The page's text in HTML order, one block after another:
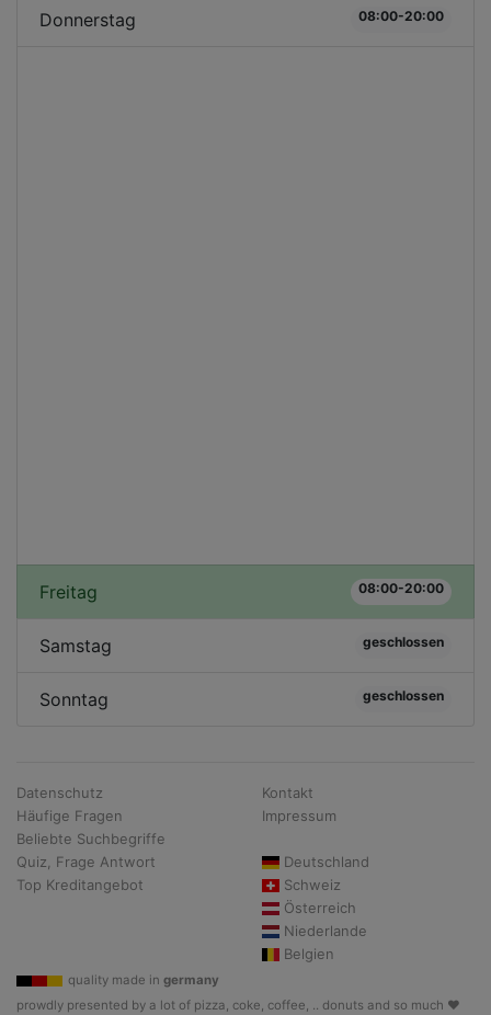
Donnerstag 08:00-20:00
Freitag 08:00-20:00
Samstag geschlossen
Sonntag geschlossen
Datenschutz
Häufige Fragen
Beliebte Suchbegriffe
Quiz, Frage Antwort
Top Kreditangebot
Kontakt
Impressum
Deutschland
Schweiz
Österreich
Niederlande
Belgien
quality made in germany
prowdly presented by a lot of pizza, coke, coffee, .. donuts and so much ♥